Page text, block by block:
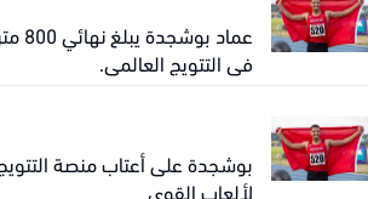
عماد
في التتويج العالمي.
بوشجدة على أعتاب منصة التتويج
لألعاب القوى